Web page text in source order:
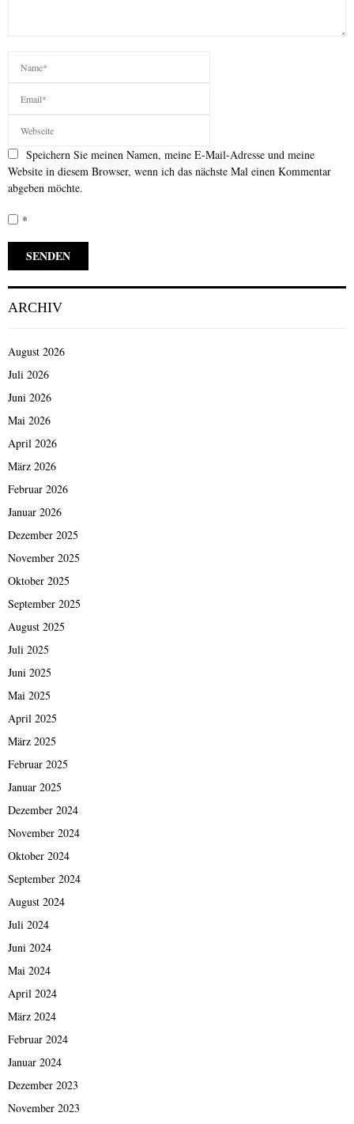
Speichern Sie meinen Namen, meine E-Mail-Adresse und meine
Website in diesem Browser, wenn ich das nächste Mal einen Kommentar
abgeben möchte.
*
ARCHIV
August 2026
Juli 2026
Juni 2026
Mai 2026
April 2026
März 2026
Februar 2026
Januar 2026
Dezember 2025
November 2025
Oktober 2025
September 2025
August 2025
Juli 2025
Juni 2025
Mai 2025
April 2025
März 2025
Februar 2025
Januar 2025
Dezember 2024
November 2024
Oktober 2024
September 2024
August 2024
Juli 2024
Juni 2024
Mai 2024
April 2024
März 2024
Februar 2024
Januar 2024
Dezember 2023
November 2023